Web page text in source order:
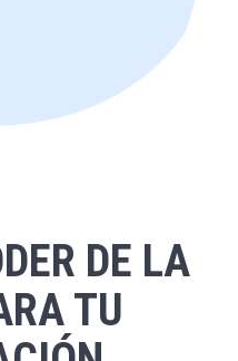
DE LA
TU